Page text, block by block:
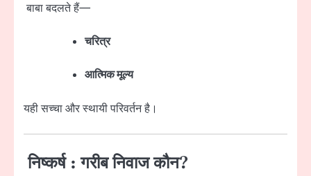
बाबा बदलते हैं—
चरित्र
आत्मिक मूल्य
यही सच्चा और स्थायी परिवर्तन है।
निष्कर्ष : गरीब निवाज कौन?